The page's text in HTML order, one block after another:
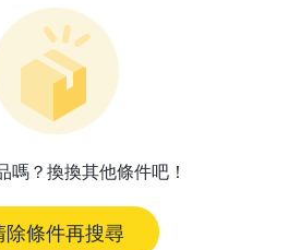
嗎？換換其他條件吧！
除條件再搜尋